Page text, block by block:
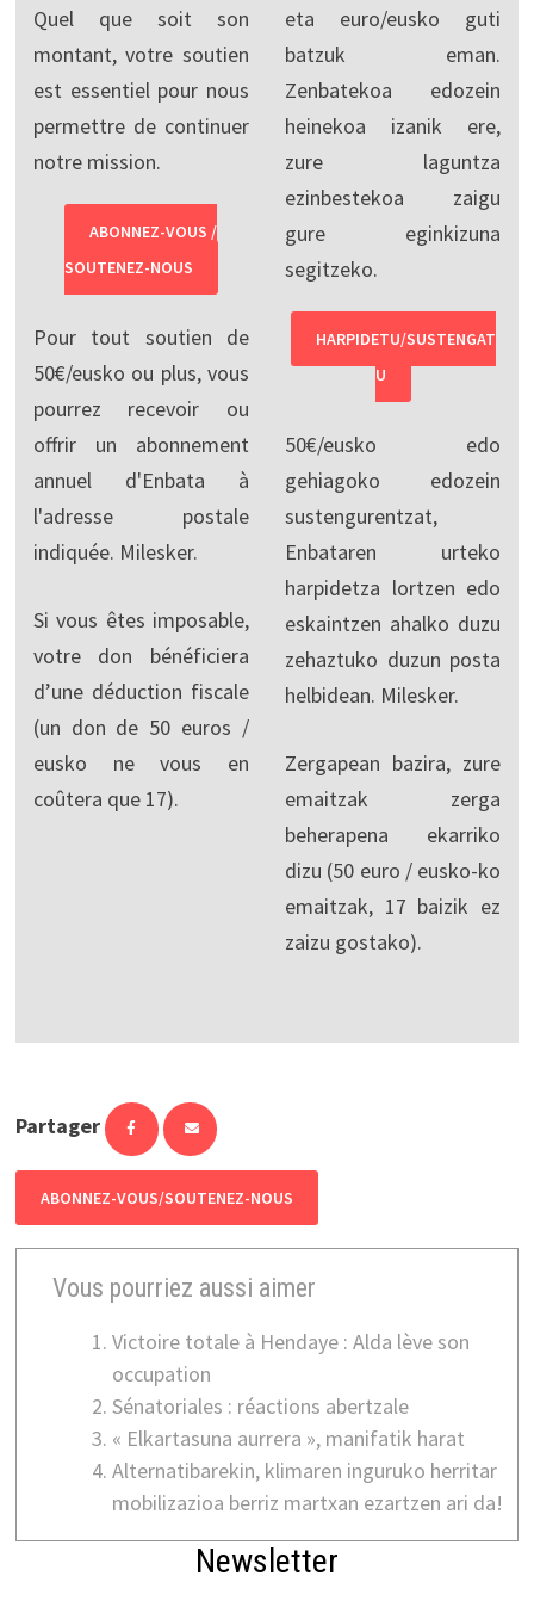
Quel que soit son
montant, votre soutien
est essentiel pour nous
permettre de continuer
notre mission.
ABONNEZ-VOUS /
SOUTENEZ-NOUS
Pour tout soutien de
50€/eusko ou plus, vous
pourrez recevoir ou
offrir un abonnement
annuel d'Enbata à
l'adresse postale
indiquée. Milesker.
Si vous êtes imposable,
votre don bénéficiera
d’une déduction fiscale
(un don de 50 euros /
eusko ne vous en
coûtera que 17).
eta euro/eusko guti
batzuk eman.
Zenbatekoa edozein
heinekoa izanik ere,
zure laguntza
ezinbestekoa zaigu
gure eginkizuna
segitzeko.
HARPIDETU/SUSTENGAT
U
50€/eusko edo
gehiagoko edozein
sustengurentzat,
Enbataren urteko
harpidetza lortzen edo
eskaintzen ahalko duzu
zehaztuko duzun posta
helbidean. Milesker.
Zergapean bazira, zure
emaitzak zerga
beherapena ekarriko
dizu (50 euro / eusko-ko
emaitzak, 17 baizik ez
zaizu gostako).
Partager
ABONNEZ-VOUS/SOUTENEZ-NOUS
Vous pourriez aussi aimer
Victoire totale à Hendaye : Alda lève son
occupation
Sénatoriales : réactions abertzale
« Elkartasuna aurrera », manifatik harat
Alternatibarekin, klimaren inguruko herritar
mobilizazioa berriz martxan ezartzen ari da!
Newsletter